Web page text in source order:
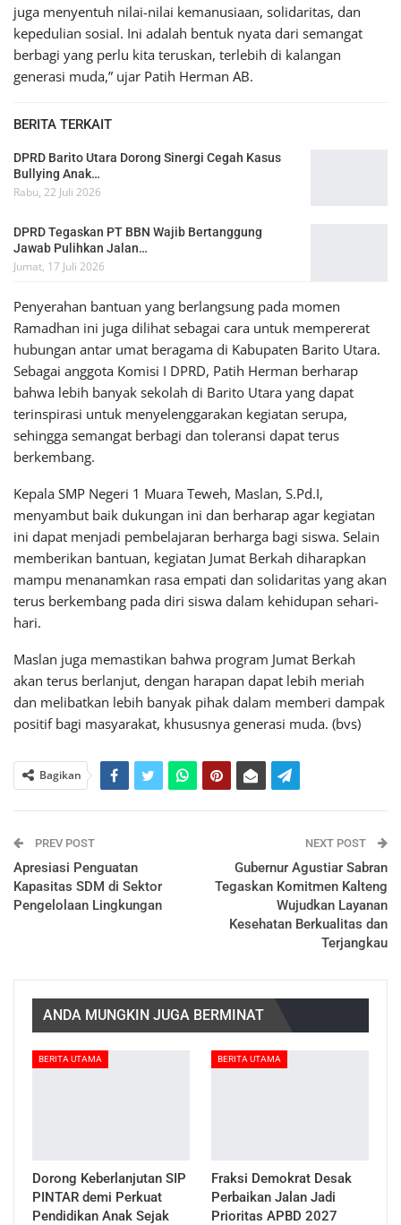
juga menyentuh nilai-nilai kemanusiaan, solidaritas, dan
kepedulian sosial. Ini adalah bentuk nyata dari semangat
berbagi yang perlu kita teruskan, terlebih di kalangan
generasi muda,” ujar Patih Herman AB.
BERITA TERKAIT
DPRD Barito Utara Dorong Sinergi Cegah Kasus
Bullying Anak…
Rabu, 22 Juli 2026
DPRD Tegaskan PT BBN Wajib Bertanggung
Jawab Pulihkan Jalan…
Jumat, 17 Juli 2026
Penyerahan bantuan yang berlangsung pada momen
Ramadhan ini juga dilihat sebagai cara untuk mempererat
hubungan antar umat beragama di Kabupaten Barito Utara.
Sebagai anggota Komisi I DPRD, Patih Herman berharap
bahwa lebih banyak sekolah di Barito Utara yang dapat
terinspirasi untuk menyelenggarakan kegiatan serupa,
sehingga semangat berbagi dan toleransi dapat terus
berkembang.
Kepala SMP Negeri 1 Muara Teweh, Maslan, S.Pd.I,
menyambut baik dukungan ini dan berharap agar kegiatan
ini dapat menjadi pembelajaran berharga bagi siswa. Selain
memberikan bantuan, kegiatan Jumat Berkah diharapkan
mampu menanamkan rasa empati dan solidaritas yang akan
terus berkembang pada diri siswa dalam kehidupan sehari-
hari.
Maslan juga memastikan bahwa program Jumat Berkah
akan terus berlanjut, dengan harapan dapat lebih meriah
dan melibatkan lebih banyak pihak dalam memberi dampak
positif bagi masyarakat, khususnya generasi muda. (bvs)
Bagikan
PREV POST
Apresiasi Penguatan
Kapasitas SDM di Sektor
Pengelolaan Lingkungan
NEXT POST
Gubernur Agustiar Sabran
Tegaskan Komitmen Kalteng
Wujudkan Layanan
Kesehatan Berkualitas dan
Terjangkau
ANDA MUNGKIN JUGA BERMINAT
BERITA UTAMA
Dorong Keberlanjutan SIP
PINTAR demi Perkuat
Pendidikan Anak Sejak
BERITA UTAMA
Fraksi Demokrat Desak
Perbaikan Jalan Jadi
Prioritas APBD 2027